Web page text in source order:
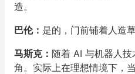
造。
巴伦： 是的，门前铺着人造
马斯克： 随着 AI 与机器人
角。实际上在理想情境下，